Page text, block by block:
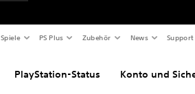
Spiele PS Plus Zubehör News Support
PlayStation-Status Konto und